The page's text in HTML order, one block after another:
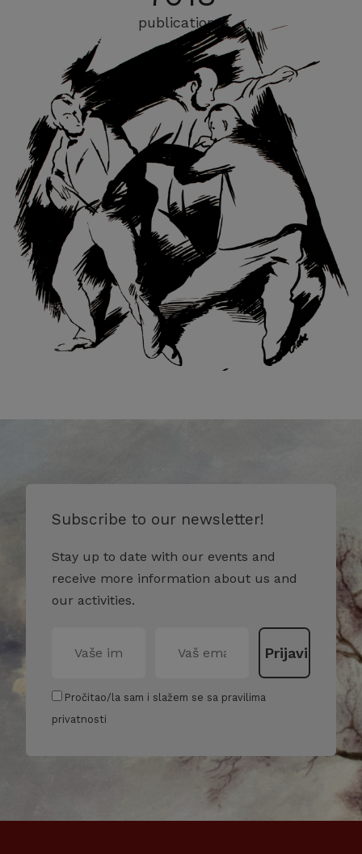
publications
Subscribe to our newsletter!
Stay up to date with our events and
receive more information about us and
our activities.
Pročitao/la sam i slažem se sa pravilima
privatnosti